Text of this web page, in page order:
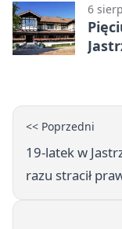
6
<< Poprzedni
19-latek w
razu stracił